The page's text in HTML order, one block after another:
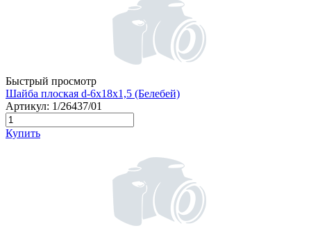
Быстрый просмотр
Шайба плоская d-6х18х1,5 (Белебей)
Артикул: 1/26437/01
Купить